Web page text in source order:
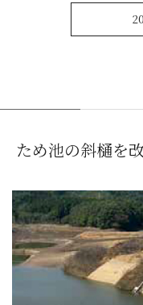
ため池の斜樋を